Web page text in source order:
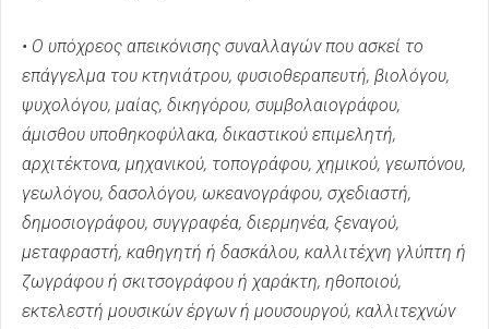
• Ο υπόχρεος απεικόνισης συναλλαγών που ασκεί το
επάγγελμα του κτηνιάτρου, φυσιοθεραπευτή, βιολόγου,
ψυχολόγου, μαίας, δικηγόρου, συμβολαιογράφου,
άμισθου υποθηκοφύλακα, δικαστικού επιμελητή,
αρχιτέκτονα, μηχανικού, τοπογράφου, χημικού, γεωπόνου,
γεωλόγου, δασολόγου, ωκεανογράφου, σχεδιαστή,
δημοσιογράφου, συγγραφέα, διερμηνέα, ξεναγού,
μεταφραστή, καθηγητή ή δασκάλου, καλλιτέχνη γλύπτη ή
ζωγράφου ή σκιτσογράφου ή χαράκτη, ηθοποιού,
εκτελεστή μουσικών έργων ή μουσουργού, καλλιτεχνών